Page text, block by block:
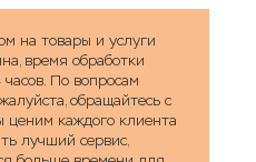
на товары и услуги
время обработки
По вопросам
обращайтесь с
каждого клиента
лучший сервис,